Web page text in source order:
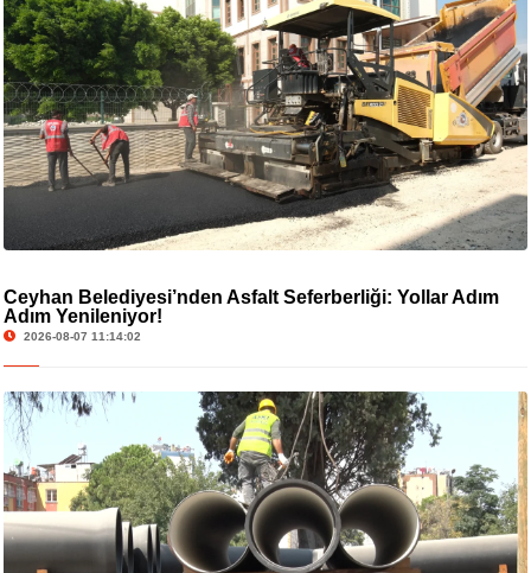
Ceyhan Belediyesi’nden Asfalt Seferberliği: Yollar Adım
Adım Yenileniyor!
2026-08-07 11:14:02